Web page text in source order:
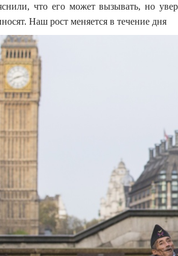
что его может вызывать, но
Наш рост меняется в течение дня